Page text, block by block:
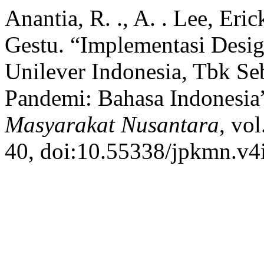
Anantia, R. ., A. . Lee,
Gestu. “Implementasi
Unilever Indonesia, Tbk
Pandemi: Bahasa
Masyarakat Nusantara,
40, doi:10.55338/